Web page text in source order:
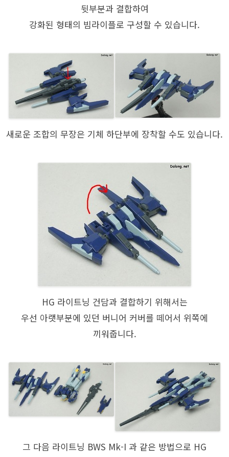
뒷부분과 결합하여
강화된 형태의 빔라이플로 구성할 수 있습니다.
새로운 조합의 무장은 기체 하단부에 장착할 수도 있습니다.
HG 라이트닝 건담과 결합하기 위해서는
우선 아랫부분에 있던 버니어 커버를 떼어서 위쪽에
끼워줍니다.
그 다음 라이트닝 BWS Mk-I 과 같은 방법으로 HG